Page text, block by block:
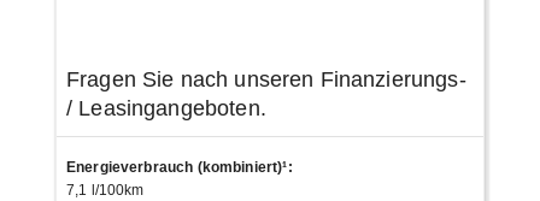
Fragen Sie nach unseren Finanzierungs-
/ Leasingangeboten.
Energieverbrauch (kombiniert)¹:
7,1 l/100km